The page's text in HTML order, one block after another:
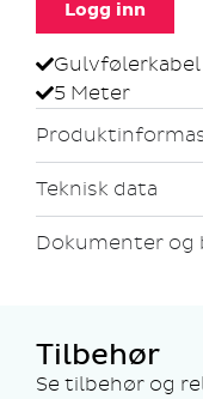
Logg inn
Gulvfølerkabel
5 Meter
Teknisk data
Dokumenter og
Tilbehør
Se tilbehør og